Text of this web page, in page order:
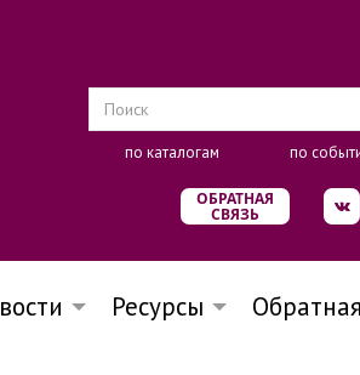
по каталогам по
ОБРАТНАЯ
СВЯЗЬ
Ресурсы